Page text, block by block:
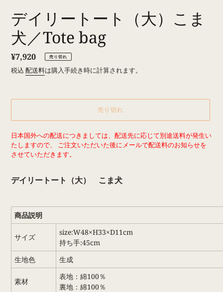
デイリートート（大）こま
犬／Tote bag
通
常
¥7,920 売り切れ
税込 配送料は購入手続き時に計算されます。
売り切れ
カ
ー
ト
品
加
す
日本国外への配送につきましては、配送先に応じて別途送料が発生い
たしますので、 ご注文いただいた後にメールで配送料のお知らせを
させていただきます。
デイリートート（大） こま犬
商品説明
サイズ
size:W48×H33×D11cm
持ち手:45cm
生地色
生成
素材
表地：綿100％
裏地：綿100％